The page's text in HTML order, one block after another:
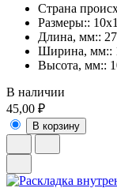
Страна
Размеры::
Длина, мм::
Ширина, мм::
Высота, мм::
В наличии
45,00 ₽
В корзину